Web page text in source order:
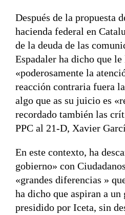
Después de la propuesta
hacienda federal en
de la deuda de las
Espadaler ha dicho que
«poderosamente la
reacción contraria fuera
algo que as su juicio es
recordado también las
PPC al 21-D, Xavier
En este contexto, ha
gobierno» con
«grandes diferencias »
ha dicho que aspiran a
presidido por Iceta, sin